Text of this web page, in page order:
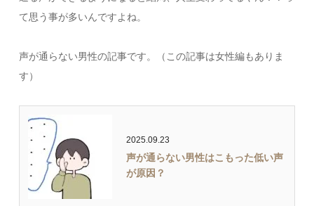
て思う事が多いんですよね。
声が通らない男性の記事です。（この記事は女性編もありま
す）
2025.09.23
声が通らない男性はこもった低い声
が原因？